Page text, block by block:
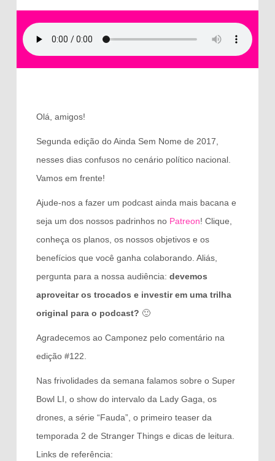
Olá, amigos!
Segunda edição do Ainda Sem Nome de 2017,
nesses dias confusos no cenário político nacional.
Vamos em frente!
Ajude-nos a fazer um podcast ainda mais bacana e
seja um dos nossos padrinhos no Patreon! Clique,
conheça os planos, os nossos objetivos e os
benefícios que você ganha colaborando. Aliás,
pergunta para a nossa audiência: devemos
aproveitar os trocados e investir em uma trilha
original para o podcast? 🙂
Agradecemos ao Camponez pelo comentário na
edição #122.
Nas frivolidades da semana falamos sobre o Super
Bowl LI, o show do intervalo da Lady Gaga, os
drones, a série “Fauda”, o primeiro teaser da
temporada 2 de Stranger Things e dicas de leitura.
Links de referência: